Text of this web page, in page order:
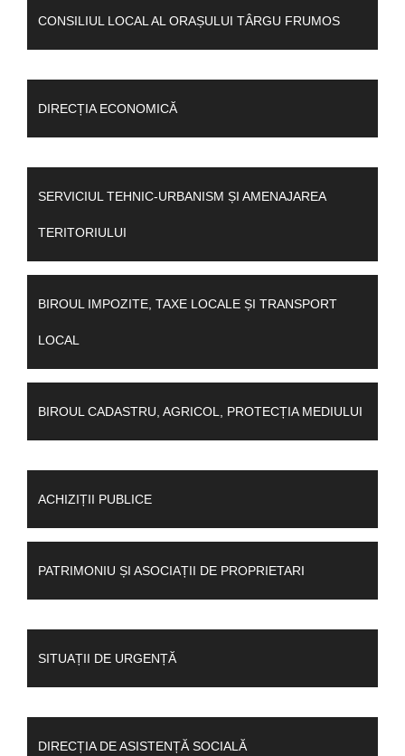
CONSILIUL LOCAL AL ORAȘULUI TÂRGU FRUMOS
DIRECȚIA ECONOMICĂ
SERVICIUL TEHNIC-URBANISM ȘI AMENAJAREA
TERITORIULUI
BIROUL IMPOZITE, TAXE LOCALE ȘI TRANSPORT
LOCAL
BIROUL CADASTRU, AGRICOL, PROTECȚIA MEDIULUI
ACHIZIȚII PUBLICE
PATRIMONIU ȘI ASOCIAȚII DE PROPRIETARI
SITUAȚII DE URGENȚĂ
DIRECȚIA DE ASISTENȚĂ SOCIALĂ